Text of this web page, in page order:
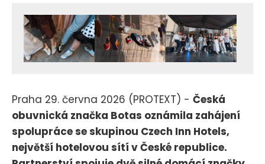
Praha 29. června 2026 (PROTEXT) - Česká
obuvnická značka Botas oznámila zahájení
spolupráce se skupinou Czech Inn Hotels,
největší hotelovou sítí v České republice.